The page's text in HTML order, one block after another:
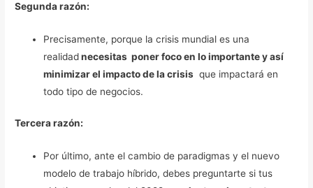
Segunda razón:
Precisamente, porque la crisis mundial es una
realidadnecesitas poner foco en lo importante y así
minimizar el impacto de la crisis que impactará en
todo tipo de negocios.
Tercera razón:
Por último, ante el cambio de paradigmas y el nuevo
modelo de trabajo híbrido, debes preguntarte si tus